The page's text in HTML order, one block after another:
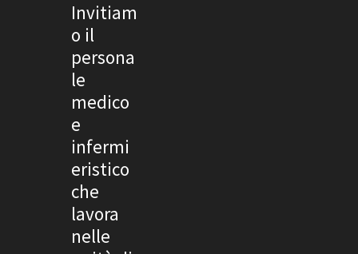
Invitiam
o il
persona
le
medico
e
infermi
eristico
che
lavora
nelle